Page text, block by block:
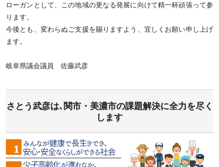
ローガンとして、この地域の更なる発展に向けて精一杯頑張って参
ります。
今後とも、変わらぬご支援を賜りますよう、宜しくお願い申し上げ
ます。
岐阜県議会議員 佐藤武彦
さとう武彦は､関市・美濃市の課題解決に全力を尽く
します